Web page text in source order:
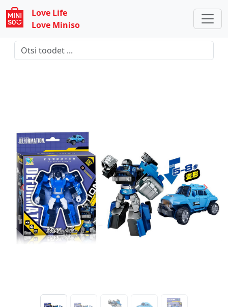
Love Life
Love Miniso
Previous Next